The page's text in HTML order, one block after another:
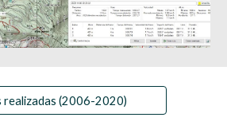
realizadas (2006-2020)